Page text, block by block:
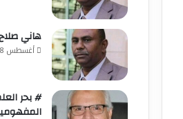
هاني
أغسطس 8, 2026
# بحر